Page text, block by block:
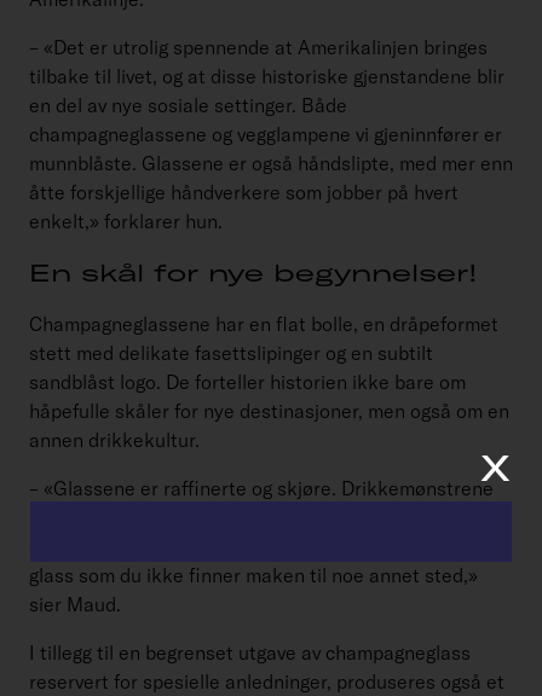
– «Det er utrolig spennende at Amerikalinjen bringes
tilbake til livet, og at disse historiske gjenstandene blir
en del av nye sosiale settinger. Både
champagneglassene og vegglampene vi gjeninnfører er
munnblåste. Glassene er også håndslipte, med mer enn
åtte forskjellige håndverkere som jobber på hvert
enkelt,» forklarer hun.
En skål for nye begynnelser!
Champagneglassene har en flat bolle, en dråpeformet
stett med delikate fasettslipinger og en subtilt
sandblåst logo. De forteller historien ikke bare om
håpefulle skåler for nye destinasjoner, men også om en
annen drikkekultur.
– «Glassene er raffinerte og skjøre. Drikkemønstrene
glass som du ikke finner maken til noe annet sted,»
sier Maud.
I tillegg til en begrenset utgave av champagneglass
reservert for spesielle anledninger, produseres også et
x